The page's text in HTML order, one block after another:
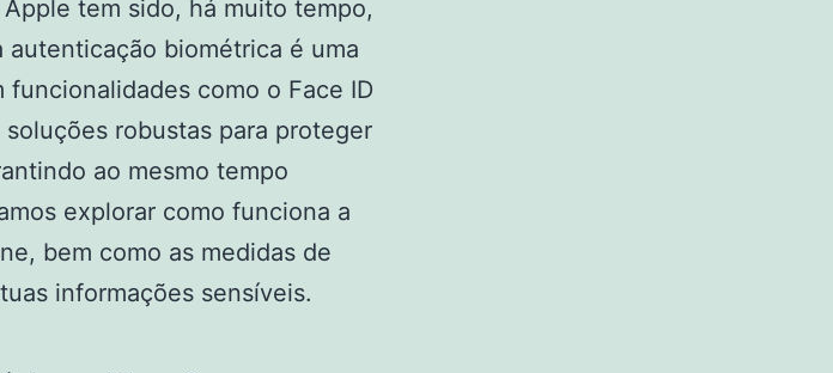
tem sido, há muito tempo,
biométrica é uma
como o Face ID
robustas para proteger
ao mesmo tempo
explorar como funciona a
bem como as medidas de
informações sensíveis.